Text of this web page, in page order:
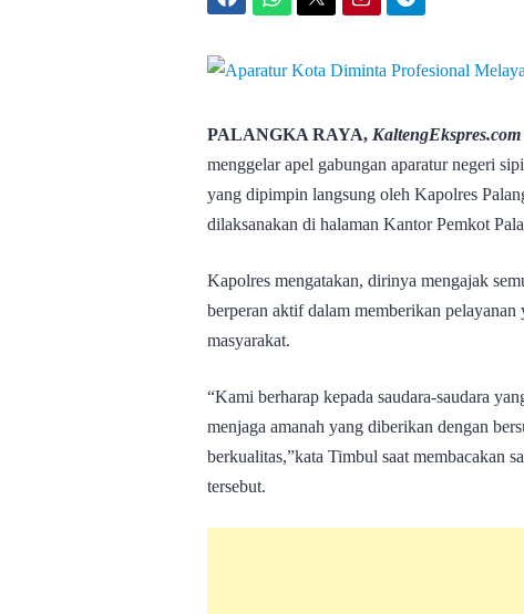
PALANGKA RAYA, KaltengEkspres.com
menggelar apel gabungan aparatur negeri
yang dipimpin langsung oleh Kapolres
dilaksanakan di halaman Kantor Pemkot
Kapolres mengatakan, dirinya mengajak
berperan aktif dalam memberikan
masyarakat.
“Kami berharap kepada saudara-saudara
menjaga amanah yang diberikan dengan
berkualitas,”kata Timbul saat membacakan
tersebut.